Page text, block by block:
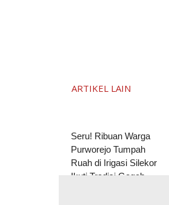
ARTIKEL LAIN
Seru! Ribuan Warga
Purworejo Tumpah
Ruah di Irigasi Silekor
Ikuti Tradisi Gogoh